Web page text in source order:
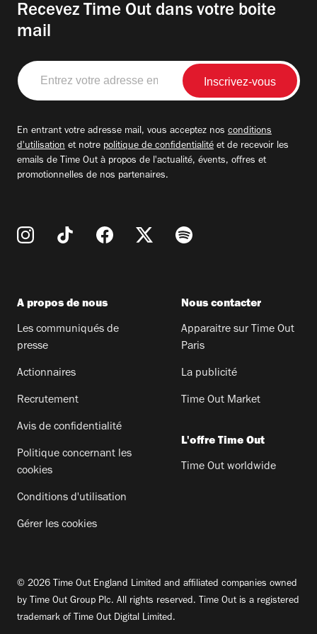
Recevez Time Out dans votre boite
mail
Entrez
votre
adresse
En entrant votre adresse mail, vous acceptez nos conditions
d'utilisation et notre politique de confidentialité et de recevoir les
emails de Time Out à propos de l'actualité, évents, offres et
promotionnelles de nos partenaires.
A propos de nous
Les communiqués de
presse
Actionnaires
Recrutement
Avis de confidentialité
Politique concernant les
cookies
Conditions d'utilisation
Gérer les cookies
Nous contacter
Apparaitre sur Time Out
Paris
La publicité
Time Out Market
L'offre Time Out
Time Out worldwide
© 2026 Time Out England Limited and affiliated companies owned
by Time Out Group Plc. All rights reserved. Time Out is a registered
trademark of Time Out Digital Limited.